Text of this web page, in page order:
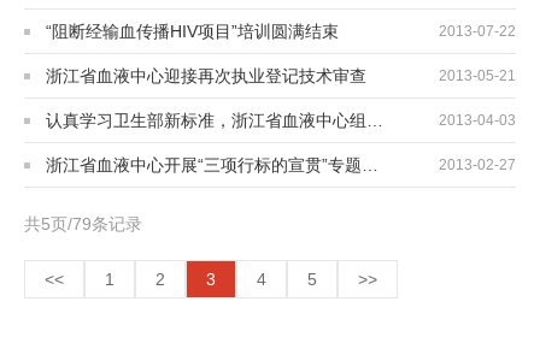
“阻断经输血传播HIV项目”培训圆满结束 2013-07-22
浙江省血液中心迎接再次执业登记技术审查 2013-05-21
2013-04-03
2013-02-27
共5页/79条记录
<< 1 2 3 4 5 >>